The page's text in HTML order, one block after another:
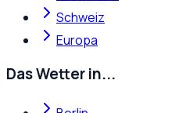
Schweiz
Europa
Das Wetter in...